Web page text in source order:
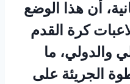
أن هذا الوضع
كرة القدم
والدولي، ما
الجريئة على